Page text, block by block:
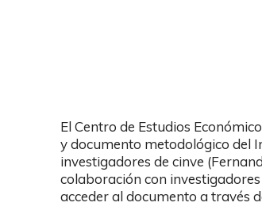
El Centro de Estudios
y documento metodológico del
investigadores de cinve
colaboración con
acceder al documento a través